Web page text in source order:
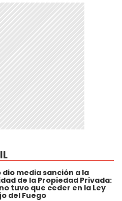
dio media sanción a la
de la Propiedad Privada:
tuvo que ceder en la Ley
del Fuego